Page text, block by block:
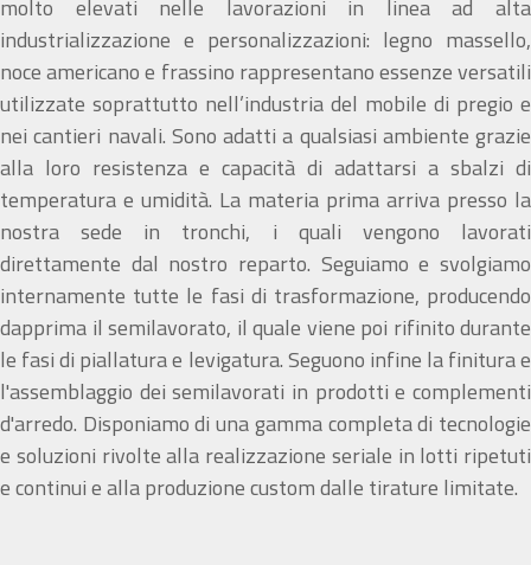
molto elevati nelle lavorazioni in linea ad alta
industrializzazione e personalizzazioni: legno massello,
noce americano e frassino rappresentano essenze versatili
utilizzate soprattutto nell’industria del mobile di pregio e
nei cantieri navali. Sono adatti a qualsiasi ambiente grazie
alla loro resistenza e capacità di adattarsi a sbalzi di
temperatura e umidità. La materia prima arriva presso la
nostra sede in tronchi, i quali vengono lavorati
direttamente dal nostro reparto. Seguiamo e svolgiamo
internamente tutte le fasi di trasformazione, producendo
dapprima il semilavorato, il quale viene poi rifinito durante
le fasi di piallatura e levigatura. Seguono infine la finitura e
l'assemblaggio dei semilavorati in prodotti e complementi
d'arredo. Disponiamo di una gamma completa di tecnologie
e soluzioni rivolte alla realizzazione seriale in lotti ripetuti
e continui e alla produzione custom dalle tirature limitate.